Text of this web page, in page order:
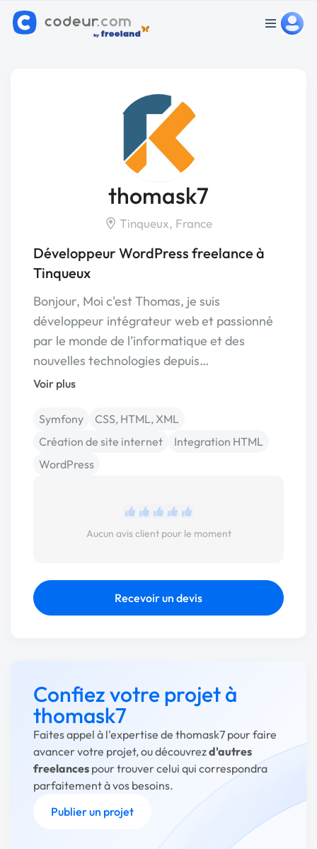
thomask7
Tinqueux, France
Développeur WordPress freelance à
Tinqueux
Bonjour, Moi c'est Thomas, je suis
développeur intégrateur web et passionné
par le monde de l’informatique et des
nouvelles technologies depuis…
Voir plus
Symfony
CSS, HTML, XML
Création de site internet
Integration HTML
WordPress
Aucun avis client pour le moment
Recevoir un devis
Confiez votre projet à
thomask7
Faites appel à l'expertise de thomask7 pour faire
avancer votre projet, ou découvrezd'autres
freelances pour trouver celui qui correspondra
parfaitement à vos besoins.
Publier un projet